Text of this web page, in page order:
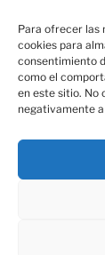
Para ofrecer las
cookies para
consentimiento
como el
en este sitio. No
negativamente